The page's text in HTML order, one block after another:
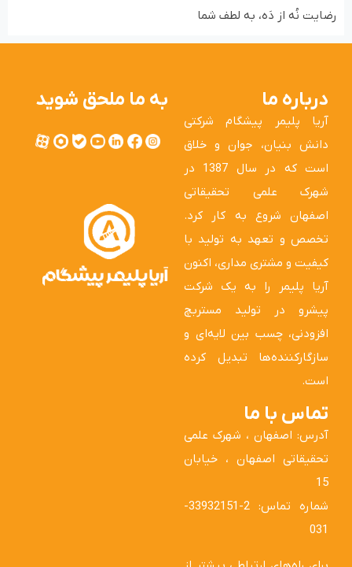
رضایت نُه از دَه، به لطف شما
درباره ما
آریا پلیمر پیشگام شرکتی
دانش بنیان، جوان و خلاق
است که در سال 1387 در
شهرک علمی تحقیقاتی
اصفهان شروع به کار کرد.
تخصص و تعهد به تولید با
کیفیت و مشتری مداری، اکنون
آریا پلیمر را به یک شرکت
پیشرو در تولید مستربچ
افزودنی، چسب بین لایه‌ای و
سازگارکننده‌ها تبدیل کرده
است.
تماس با ما
آدرس: اصفهان ، شهرک علمی
تحقیقاتی اصفهان ، خیابان
15
شماره تماس: 2-33932151-
031
به ما ملحق شوید